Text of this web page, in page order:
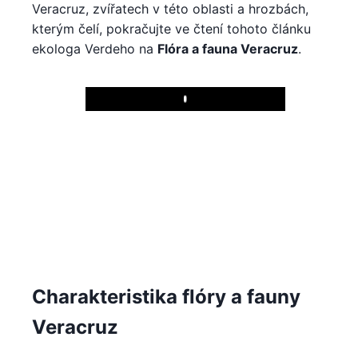
Veracruz, zvířatech v této oblasti a hrozbách,
kterým čelí, pokračujte ve čtení tohoto článku
ekologa Verdeho na Flóra a fauna Veracruz.
Play
Charakteristika flóry a fauny
Veracruz